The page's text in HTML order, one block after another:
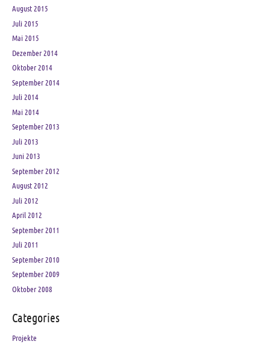
August 2015
Juli 2015
Mai 2015
Dezember 2014
Oktober 2014
September 2014
Juli 2014
Mai 2014
September 2013
Juli 2013
Juni 2013
September 2012
August 2012
Juli 2012
April 2012
September 2011
Juli 2011
September 2010
September 2009
Oktober 2008
Categories
Projekte